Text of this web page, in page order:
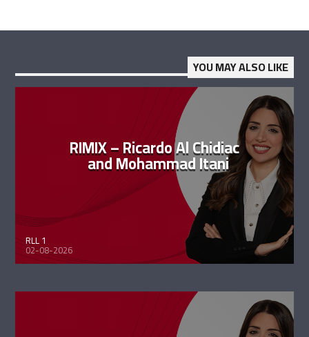
YOU MAY ALSO LIKE
RIMIX – Ricardo Al Chidiac
and Mohammad Itani
RLL 1
02-08-2026